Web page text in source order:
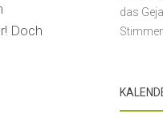
Doch
das